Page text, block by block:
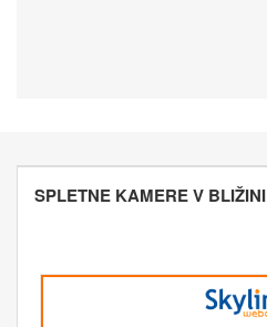
SPLETNE KAMERE V BLIŽINI